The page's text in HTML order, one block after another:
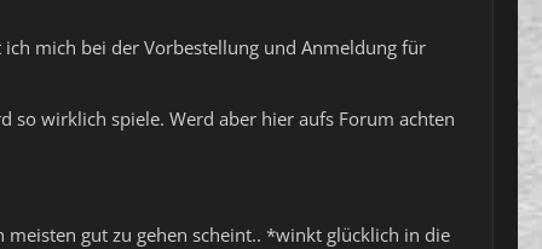
mich bei der Vorbestellung und Anmeldung für
so wirklich spiele. Werd aber hier aufs Forum achten
gut zu gehen scheint.. *winkt glücklich in die